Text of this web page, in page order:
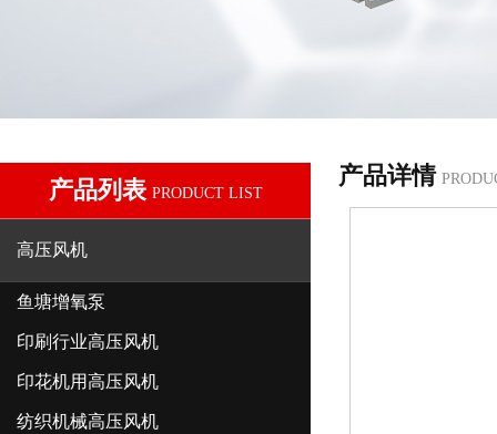
产品列表 PRODUCT LIST
高压风机
鱼塘增氧泵
印刷行业高压风机
印花机用高压风机
纺织机械高压风机
产品详情